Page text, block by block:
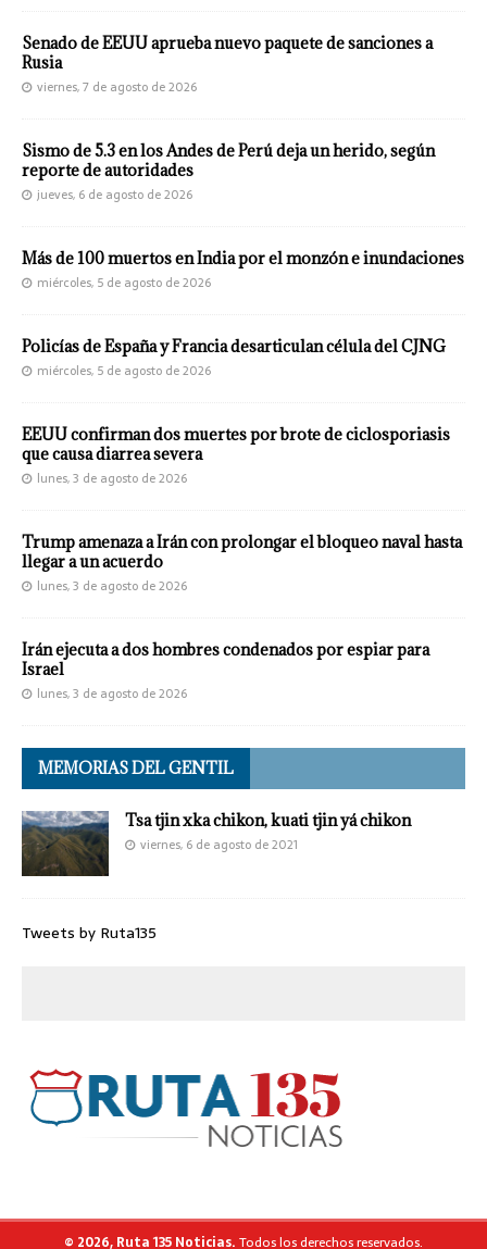
Senado de EEUU aprueba nuevo paquete de sanciones a
Rusia
viernes, 7 de agosto de 2026
Sismo de 5.3 en los Andes de Perú deja un herido, según
reporte de autoridades
jueves, 6 de agosto de 2026
Más de 100 muertos en India por el monzón e inundaciones
miércoles, 5 de agosto de 2026
Policías de España y Francia desarticulan célula del CJNG
miércoles, 5 de agosto de 2026
EEUU confirman dos muertes por brote de ciclosporiasis
que causa diarrea severa
lunes, 3 de agosto de 2026
Trump amenaza a Irán con prolongar el bloqueo naval hasta
llegar a un acuerdo
lunes, 3 de agosto de 2026
Irán ejecuta a dos hombres condenados por espiar para
Israel
lunes, 3 de agosto de 2026
MEMORIAS DEL GENTIL
Tsa tjin xka chikon, kuati tjin yá chikon
viernes, 6 de agosto de 2021
Tweets by Ruta135
© 2026, Ruta 135 Noticias. Todos los derechos reservados.